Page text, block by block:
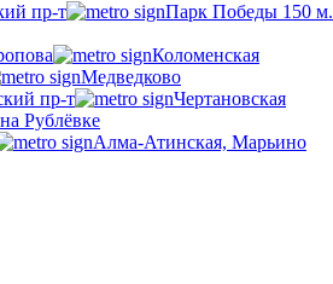
пр-т
Парк Победы 150 м.
Коломенская
Медведково
пр-т
Чертановская
Рублёвке
Алма-Атинская, Марьино